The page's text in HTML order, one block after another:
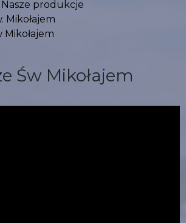
Nasze produkcje
Mikołajem
Mikołajem
Św Mikołajem